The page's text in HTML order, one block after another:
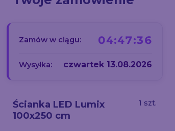
Zamów w ciągu: 04:47:35
Wysyłka: czwartek 13.08.2026
Ścianka LED Lumix
100x250 cm
1 szt.